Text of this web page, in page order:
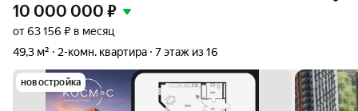
10 000 000 ₽
от 63 156 ₽ в месяц
49,3 м²
2-комн. квартира 7 этаж из 16
новостройка